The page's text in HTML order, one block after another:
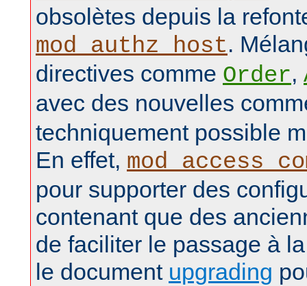
obsolètes depuis la
mod_authz_host.
directives comme Order,
avec des nouvelles
techniquement possible
En effet,
pour supporter des
contenant que des
de faciliter le passage à
le document upgrading